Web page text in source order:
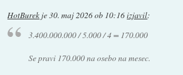
HotBurek je30. maj 2026 ob 10:16izjavil:
3.400.000.000 / 5.000 / 4 = 170.000
Se pravi 170.000 na osebo na mesec.